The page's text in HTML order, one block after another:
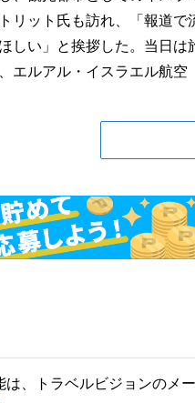
リット氏も訪れ、「報道
しい」と挨拶した。当日
エルアル・イスラエル航空
は、トラベルビジョンのメ